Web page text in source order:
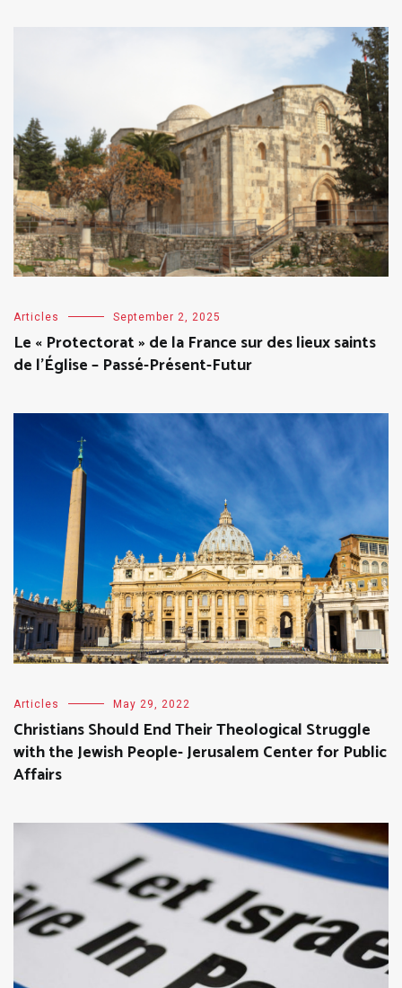
Articles September 2, 2025
Le « Protectorat » de la France sur des lieux saints
de l’Église – Passé-Présent-Futur
Articles May 29, 2022
Christians Should End Their Theological Struggle
with the Jewish People- Jerusalem Center for Public
Affairs